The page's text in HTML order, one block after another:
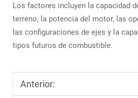
Los factores incluyen la capacidad
terreno, la potencia del motor, las
las configuraciones de ejes y la
tipos futuros de combustible.
Anterior: